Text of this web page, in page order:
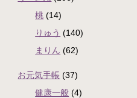
桃 (14)
りゅう (140)
まりん (62)
お元気手帳 (37)
健康一般 (4)